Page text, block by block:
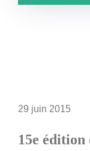
29 juin 2015
15e édition